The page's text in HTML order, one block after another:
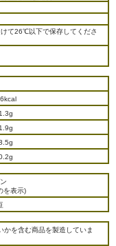
て26℃以下で保存してくださ
1.3g
1.9g
を表示)
かを含む商品を製造していま